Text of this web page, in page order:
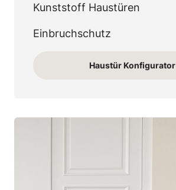
Kunststoff Haustüren
Einbruchschutz
Haustür Konfigurator